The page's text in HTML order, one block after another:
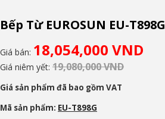
Bếp Từ EUROSUN EU-T898G
Giá bán: 18,054,000 VND
Giá niêm yết: 19,080,000 VND
Giá sản phẩm đã bao gồm VAT
Mã sản phẩm: EU-T898G